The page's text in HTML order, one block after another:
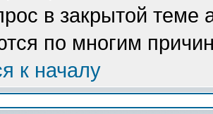
в закрытой теме
по многим
к началу